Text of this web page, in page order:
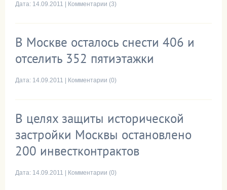
Дата: 14.09.2011 Комментарии (3)
В Москве осталось снести 406 и
отселить 352 пятиэтажки
Дата: 14.09.2011 Комментарии (0)
В целях защиты исторической
застройки Москвы остановлено
200 инвестконтрактов
Дата: 14.09.2011 Комментарии (0)